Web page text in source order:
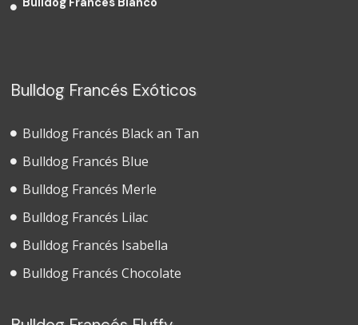
Bulldog Francés Blanco
Bulldog Francés Exóticos
Bulldog Francés Black an Tan
Bulldog Francés Blue
Bulldog Francés Merle
Bulldog Francés Lilac
Bulldog Francés Isabella
Bulldog Francés Chocolate